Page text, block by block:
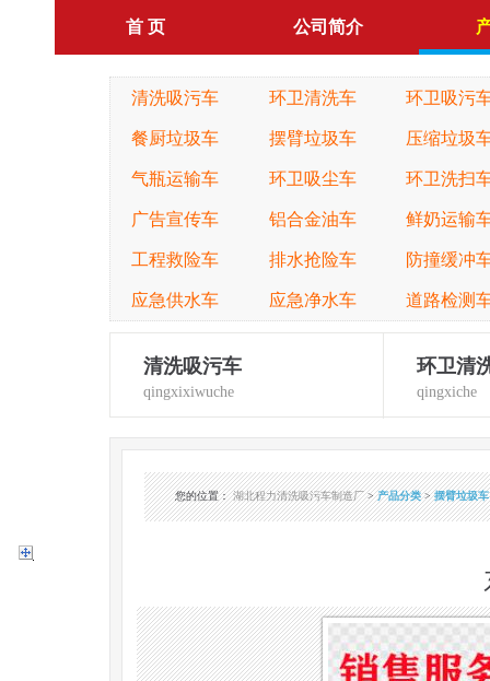
首 页 公司简介
清洗吸污车 环卫清洗车 环卫吸污
餐厨垃圾车 摆臂垃圾车 压缩垃圾
气瓶运输车 环卫吸尘车 环卫洗扫
广告宣传车 铝合金油车 鲜奶运输
工程救险车 排水抢险车 防撞缓冲
应急供水车 应急净水车 道路检测
清洗吸污车
qingxixiwuche
环卫清
qingxiche
您的位置：湖北程力清洗吸污车制造厂>产品分类>摆臂垃圾车